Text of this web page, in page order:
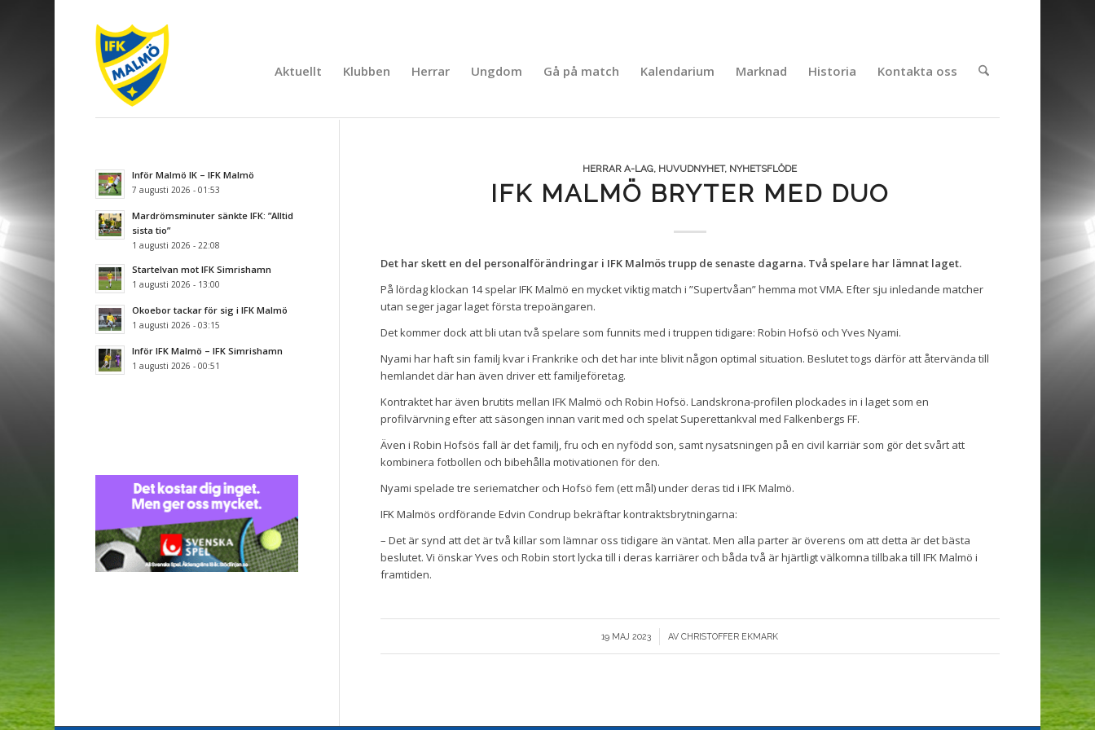
Aktuellt Klubben Herrar Ungdom Gå på match Kalendarium Marknad Historia Kontakta oss
HERRAR A-LAG, HUVUDNYHET, NYHETSFLÖDE
IFK MALMÖ BRYTER MED DUO
Det har skett en del personalförändringar i IFK Malmös trupp de senaste dagarna. Två spelare har lämnat laget.
På lördag klockan 14 spelar IFK Malmö en mycket viktig match i ”Supertvåan” hemma mot VMA. Efter sju inledande matcher
utan seger jagar laget första trepoängaren.
Det kommer dock att bli utan två spelare som funnits med i truppen tidigare: Robin Hofsö och Yves Nyami.
Nyami har haft sin familj kvar i Frankrike och det har inte blivit någon optimal situation. Beslutet togs därför att återvända till
hemlandet där han även driver ett familjeföretag.
Kontraktet har även brutits mellan IFK Malmö och Robin Hofsö. Landskrona-profilen plockades in i laget som en
profilvärvning efter att säsongen innan varit med och spelat Superettankval med Falkenbergs FF.
Även i Robin Hofsös fall är det familj, fru och en nyfödd son, samt nysatsningen på en civil karriär som gör det svårt att
kombinera fotbollen och bibehålla motivationen för den.
Nyami spelade tre seriematcher och Hofsö fem (ett mål) under deras tid i IFK Malmö.
IFK Malmös ordförande Edvin Condrup bekräftar kontraktsbrytningarna:
– Det är synd att det är två killar som lämnar oss tidigare än väntat. Men alla parter är överens om att detta är det bästa
beslutet. Vi önskar Yves och Robin stort lycka till i deras karriärer och båda två är hjärtligt välkomna tillbaka till IFK Malmö i
framtiden.
19 MAJ 2023
/ AVCHRISTOFFER EKMARK
Inför Malmö IK – IFK Malmö
7 augusti 2026 - 01:53
Mardrömsminuter sänkte IFK: ”Alltid
sista tio”
1 augusti 2026 - 22:08
Startelvan mot IFK Simrishamn
1 augusti 2026 - 13:00
Okoebor tackar för sig i IFK Malmö
1 augusti 2026 - 03:15
Inför IFK Malmö – IFK Simrishamn
1 augusti 2026 - 00:51